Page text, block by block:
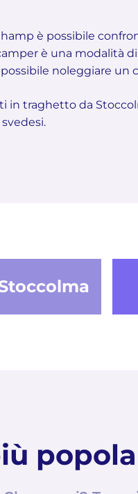
è possibile
è una modalità
noleggiare un
in traghetto da